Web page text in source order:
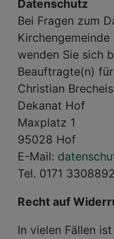
Datenschutz
Bei Fragen zum
wenden Sie sich
Beauftragte(n)
Christian Brecheis
Dekanat Hof
Maxplatz 1
95028 Hof
E-Mail:
Tel. 0171 3308892
Recht auf
In vielen Fällen